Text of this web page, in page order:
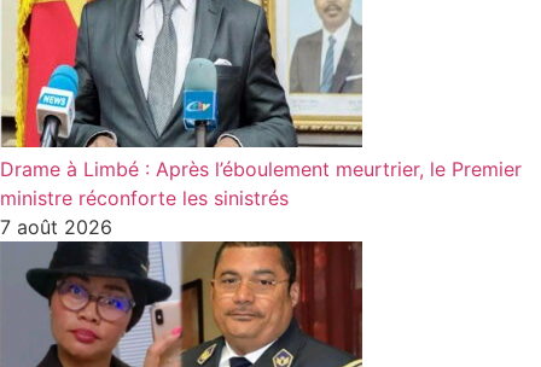
Drame à Limbé : Après l’éboulement meurtrier, le Premier
ministre réconforte les sinistrés
7 août 2026